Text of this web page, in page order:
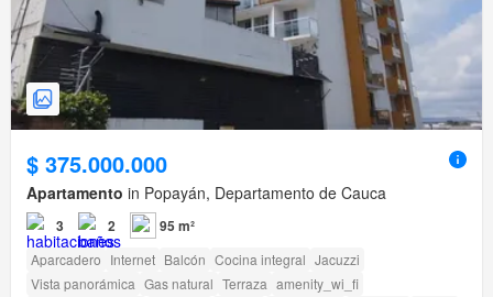
$ 375.000.000
Apartamento in Popayán, Departamento de Cauca
3 2 95 m²
Aparcadero Internet Balcón Cocina integral Jacuzzi
Vista panorámica Gas natural Terraza amenity_wi_fi